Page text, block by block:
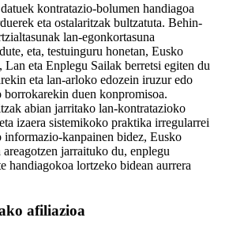
kontratazio-bolumen handiagoa
eta ostalaritzak bultzatuta. Behin-
lan-egonkortasuna
eta, testuinguru honetan, Eusko
eta Enplegu Sailak berretsi egiten du
eta lan-arloko edozein iruzur edo
borrokarekin duen konpromisoa.
abian jarritako lan-kontratazioko
izaera sistemikoko praktika irregularrei
informazio-kanpainen bidez, Eusko
jarraituko du, enplegu
handiagokoa lortzeko bidean aurrera
afiliazioa